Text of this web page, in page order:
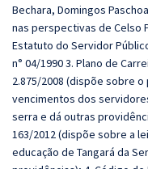
Bechara, Domingos
nas perspectivas de Celso
Estatuto do Servidor
n° 04/1990 3. Plano de
2.875/2008 (dispõe sobre
vencimentos dos
serra e dá outras
163/2012 (dispõe sobre a
educação de Tangará da